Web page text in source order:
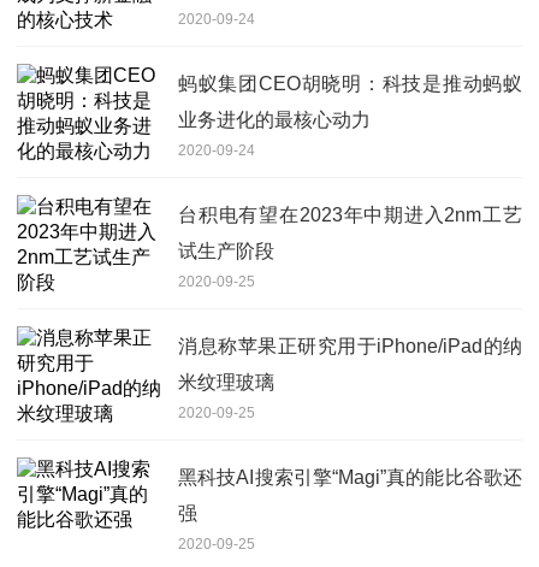
2020-09-24
蚂蚁集团CEO胡晓明：科技是推动蚂蚁
业务进化的最核心动力
2020-09-24
台积电有望在2023年中期进入2nm工艺
试生产阶段
2020-09-25
消息称苹果正研究用于iPhone/iPad的纳
米纹理玻璃
2020-09-25
黑科技AI搜索引擎“Magi”真的能比谷歌还
强
2020-09-25